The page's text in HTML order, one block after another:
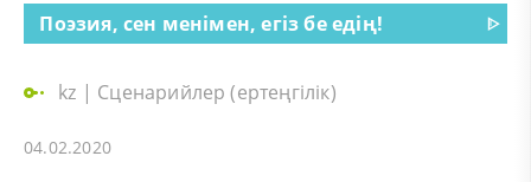
Поэзия, сен менімен, егіз бе едің!
ᐈ
kz | Сценарийлер (ертеңгілік)
04.02.2020